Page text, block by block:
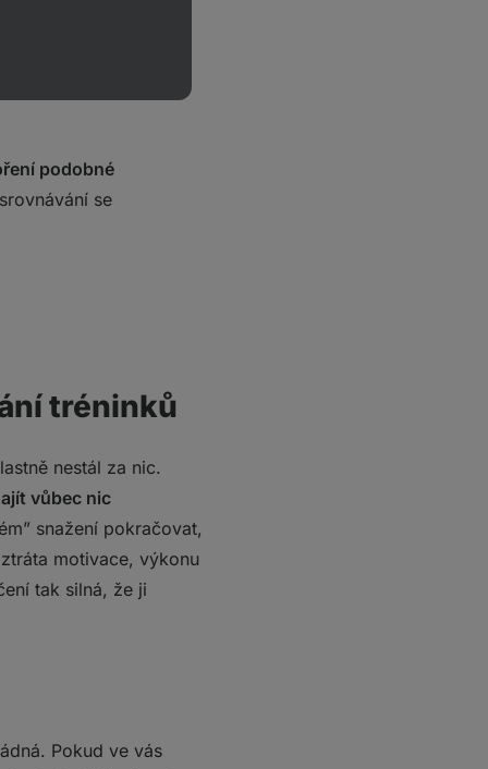
ale jakmile
podobné
se
tréninků
nestál za nic.
vůbec nic
snažení pokračovat,
motivace, výkonu
tak silná, že ji
Pokud ve vás